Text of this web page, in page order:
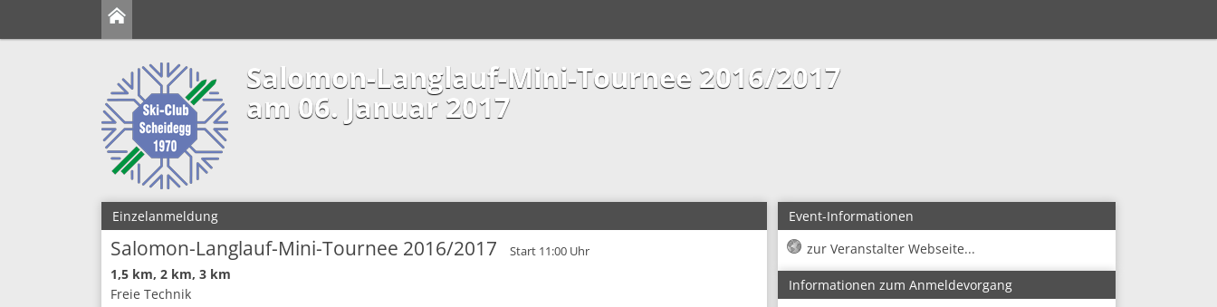
Salomon-Langlauf-Mini-Tournee 2016/2017
am 06. Januar 2017
Einzelanmeldung
Salomon-Langlauf-Mini-Tournee 2016/2017 Start 11:00 Uhr
1,5 km, 2 km, 3 km
Freie Technik
Event-Informationen
zur Veranstalter Webseite...
Informationen zum Anmeldevorgang